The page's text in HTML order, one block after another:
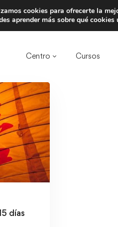
Trae a un amigo y
Centro Cursos
días
cookies para ofrecerte la
aprender más sobre qué